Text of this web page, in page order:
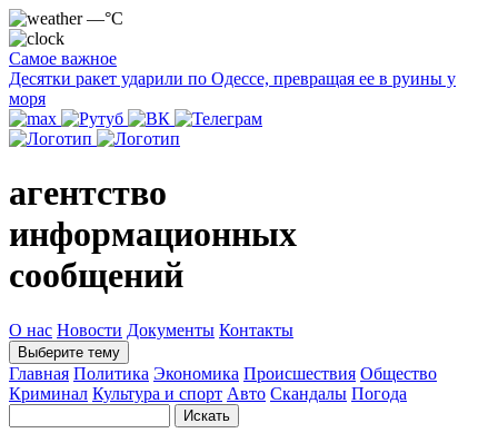
—°C
Самое важное
Десятки ракет ударили по Одессе, превращая ее в руины у
моря
агентство
информационных
сообщений
О нас Новости Документы Контакты
Выберите тему
Главная Политика Экономика Происшествия Общество
Криминал Культура и спорт Авто Скандалы Погода